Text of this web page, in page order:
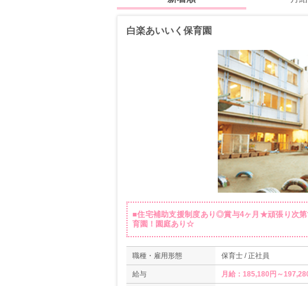
白楽あいいく保育園
■住宅補助支援制度あり◎賞与4ヶ月★頑張り次
育園！園庭あり☆
職種・雇用形態 保育士 / 正社員
給与 月給：185,180円～